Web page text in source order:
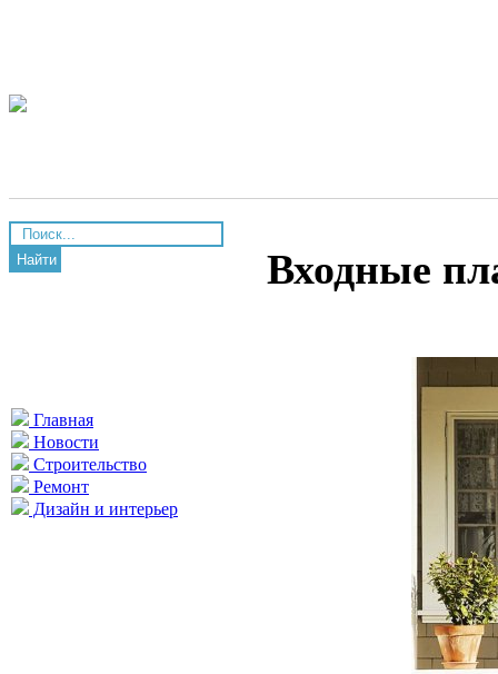
Найти
Главная
Новости
Строительство
Ремонт
Дизайн и интерьер
Входные